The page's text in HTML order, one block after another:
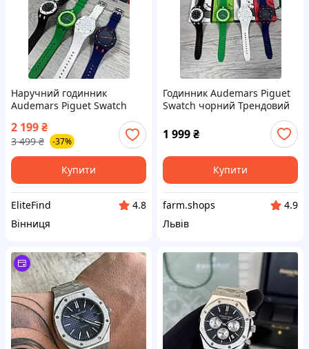
Наручний годинник
Audemars Piguet Swatch
силіконовий годинник
Одемар Піге Свотч Роял
Поп Годинник АП Свотч
2 199₴
3 499 ₴ -37%
Купити
EliteFind
4.8
Вінниця
Годинник Audemars Piguet
Swatch чорний Трендовий
годинник Адемар піге AP
Swatch Royal Pop
1 999₴
Купити
farm.shops
4.9
Львів